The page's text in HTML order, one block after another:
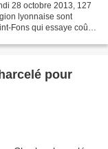
28 octobre 2013, 127
lyonnaise sont
Fons qui essaye coûte
pour